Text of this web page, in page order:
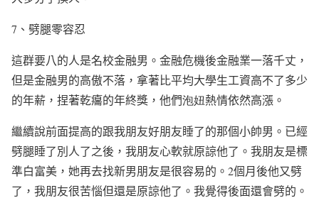
7 、劈腿零容忍
這群要八的人是名校金融男。金融危機後金融業一落千丈，
但是金融男的高傲不落，拿著比平均大學生工資高不了多少
的年薪，捏著乾癟的年終獎，他們泡妞熱情依然高漲。
繼續說前面提高的跟我朋友好朋友睡了的那個小帥男。已經
劈腿睡了別人了之後，我朋友心軟就原諒他了。我朋友是標
準白富美，她再去找新男朋友是很容易的。 2個月後他又劈
了，我朋友很苦惱但還是原諒他了。我覺得後面還會劈的。